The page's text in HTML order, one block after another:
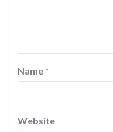
Name *
Website